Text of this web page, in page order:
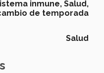
inmune, Salud,
de temporada
Salud